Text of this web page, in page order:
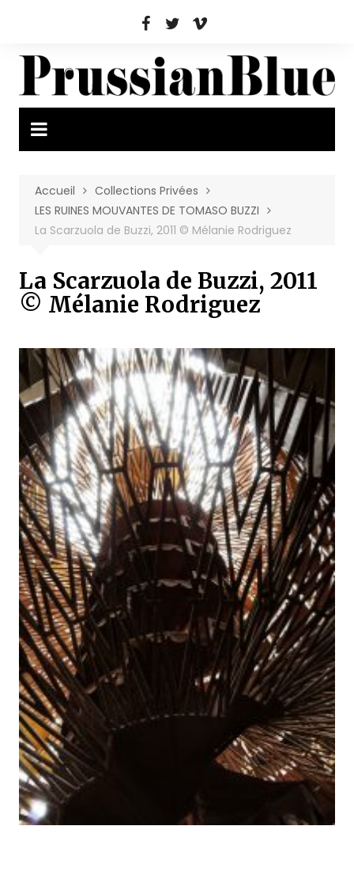
Accueil
Collections Privées
LES RUINES MOUVANTES DE TOMASO BUZZI
La Scarzuola de Buzzi, 2011 © Mélanie Rodriguez
La Scarzuola de Buzzi, 2011
© Mélanie Rodriguez